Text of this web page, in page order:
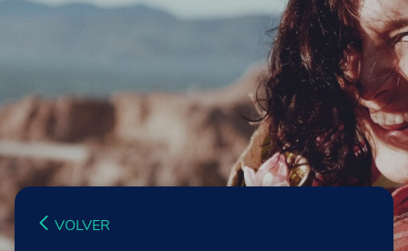
VOLVER